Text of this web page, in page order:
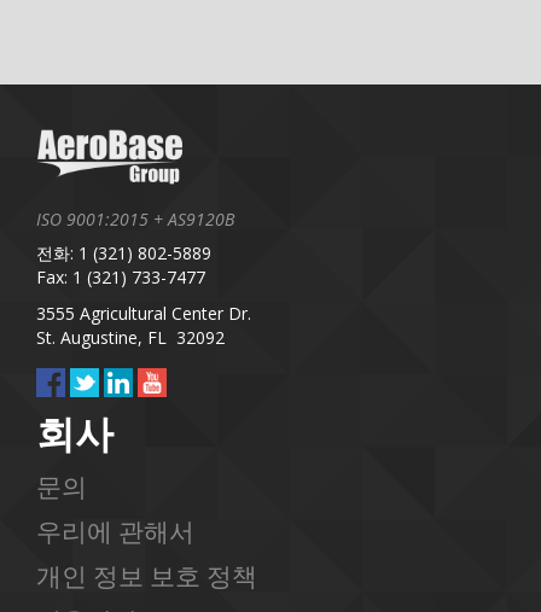
ISO 9001:2015 + AS9120B
전화: 1 (321) 802-5889
Fax: 1 (321) 733-7477
3555 Agricultural Center Dr.
St. Augustine, FL 32092
회사
문의
우리에 관해서
개인 정보 보호 정책